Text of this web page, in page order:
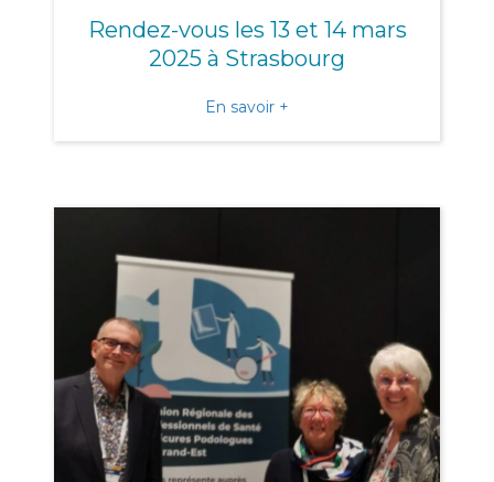
Rendez-vous les 13 et 14 mars
2025 à Strasbourg
En savoir +